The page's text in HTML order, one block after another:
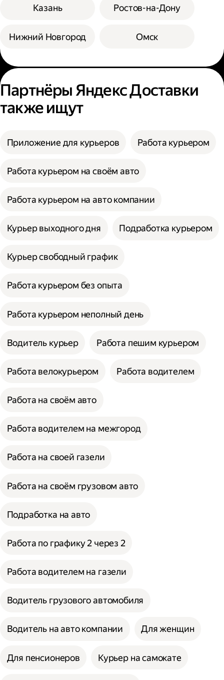
Казань
Нижний Новгород
Ростов-на-Дону
Омск
Партнёры Яндекс Доставки
также ищут
Приложение для курьеров Работа курьером
Работа курьером на своём авто
Работа курьером на авто компании
Курьер выходного дня Подработка курьером
Курьер свободный график
Работа курьером без опыта
Работа курьером неполный день
Водитель курьер Работа пешим курьером
Работа велокурьером Работа водителем
Работа на своём авто
Работа водителем на межгород
Работа на своей газели
Работа на своём грузовом авто
Подработка на авто
Работа по графику 2 через 2
Работа водителем на газели
Водитель грузового автомобиля
Водитель на авто компании Для женщин
Для пенсионеров Курьер на самокате